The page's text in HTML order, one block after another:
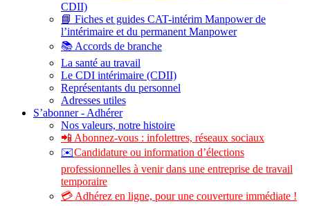
CDII)
📘 Fiches et guides CAT-intérim Manpower de
l’intérimaire et du permanent Manpower
📚 Accords de branche
La santé au travail
Le CDI intérimaire (CDII)
Représentants du personnel
Adresses utiles
S’abonner - Adhérer
Nos valeurs, notre histoire
📲 Abonnez-vous : infolettres, réseaux sociaux
✉️Candidature ou information d’élections
professionnelles à venir dans une entreprise de travail
temporaire
💳 Adhérez en ligne, pour une couverture immédiate !